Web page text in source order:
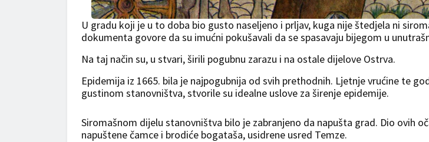
U gradu koji je u to doba bio gusto naseljeno i prljav, kuga nije štedjela ni
dokumenta govore da su imućni pokušavali da se spasavaju bijegom u
Na taj način su, u stvari, širili pogubnu zarazu i na ostale dijelove Ostrva.
Epidemija iz 1665. bila je najpogubnija od svih prethodnih. Ljetnje vrućine te
gustinom stanovništva, stvorile su idealne uslove za širenje epidemije.
Siromašnom dijelu stanovništva bilo je zabranjeno da napušta grad. Dio ovih
napuštene čamce i brodiće bogataša, usidrene usred Temze.